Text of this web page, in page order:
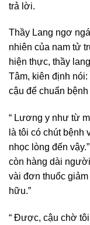
trả lời.
Thầy Lang ngơ
nhiên của nam tử
hiện thực, thầy
Tâm, kiên định
cậu để chuẩn bệnh
“ Lương y như từ
là tôi có chút bệnh
nhọc lòng đến
còn hàng dài
vài đơn thuốc
hữu.”
“ Được, cậu chờ